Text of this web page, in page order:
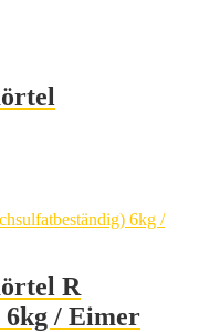
R
6kg / Eimer